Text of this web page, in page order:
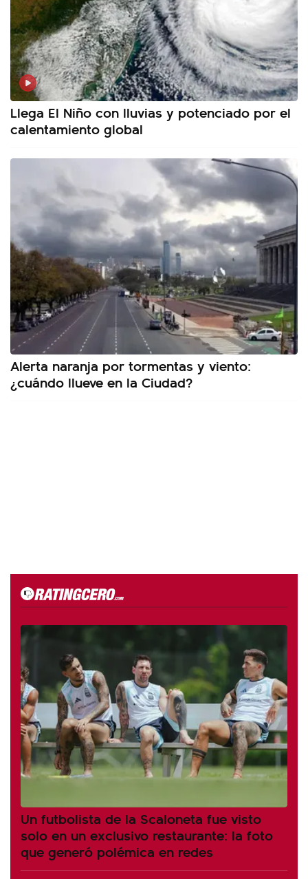
Llega El Niño con lluvias y potenciado por el
calentamiento global
Alerta naranja por tormentas y viento:
¿cuándo llueve en la Ciudad?
Un futbolista de la Scaloneta fue visto
solo en un exclusivo restaurante: la foto
que generó polémica en redes